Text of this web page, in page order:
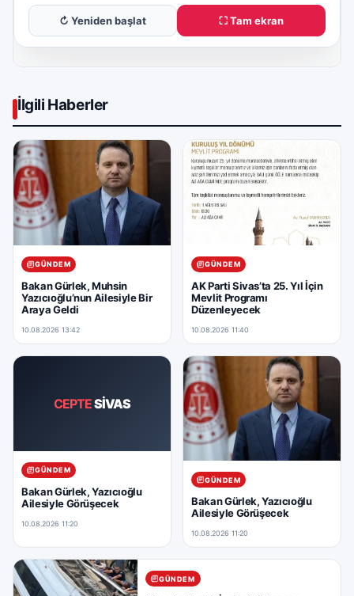
↻ Yeniden başlat ⛶ Tam ekran
İlgili Haberler
GÜNDEM
Bakan Gürlek, Muhsin
Yazıcıoğlu’nun Ailesiyle Bir
Araya Geldi
10.08.2026 13:42
GÜNDEM
AK Parti Sivas’ta 25. Yıl İçin
Mevlit Programı
Düzenleyecek
10.08.2026 11:40
CEPTESİVAS
GÜNDEM
Bakan Gürlek, Yazıcıoğlu
Ailesiyle Görüşecek
10.08.2026 11:20
GÜNDEM
Bakan Gürlek, Yazıcıoğlu
Ailesiyle Görüşecek
10.08.2026 11:20
GÜNDEM